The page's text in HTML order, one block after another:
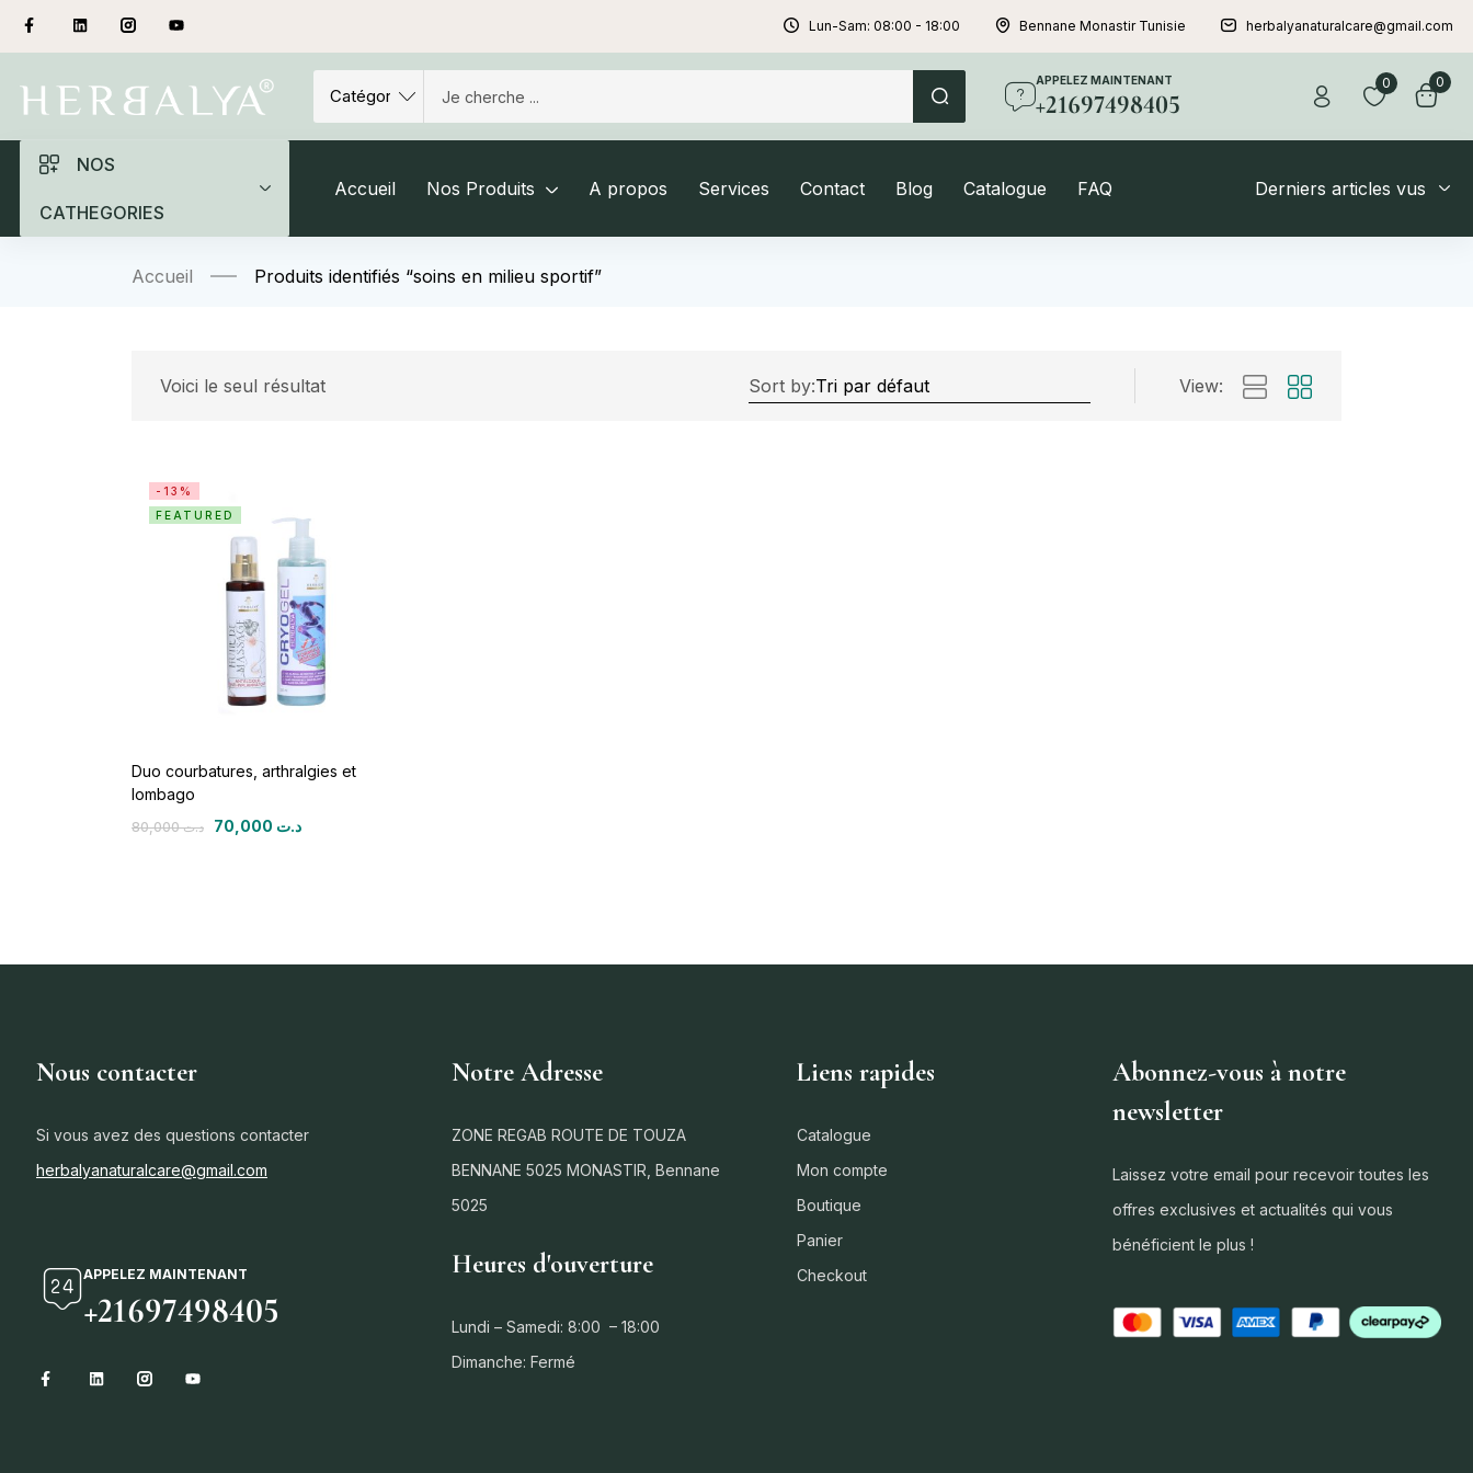
Lun-Sam: 08:00 - 18:00 Bennane Monastir Tunisie herbalyanaturalcare@gmail.com
APPELEZ MAINTENANT
+21697498405
0 0
NOS
CATHEGORIES
Accueil Nos Produits A propos Services Contact Blog Catalogue FAQ Derniers articles vus
Accueil Produits identifiés “soins en milieu sportif”
Voici le seul résultat Sort by: View:
-13%
FEATURED
Duo courbatures, arthralgies et
lombago
د.ت80,000 د.ت
Nous contacter
Si vous avez des questions contacter
herbalyanaturalcare@gmail.com
APPELEZ MAINTENANT
+21697498405
Notre Adresse
ZONE REGAB ROUTE DE TOUZA
BENNANE 5025 MONASTIR, Bennane
5025
Heures d'ouverture
Lundi – Samedi: 8:00 – 18:00
Dimanche: Fermé
Liens rapides
Catalogue
Mon compte
Boutique
Panier
Checkout
Abonnez-vous à notre
newsletter
Laissez votre email pour recevoir toutes les
offres exclusives et actualités qui vous
bénéficient le plus !